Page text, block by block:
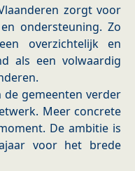
zorgt voor
ondersteuning. Zo
overzichtelijk en
als een volwaardig
de gemeenten verder
Meer concrete
De ambitie is
voor het brede